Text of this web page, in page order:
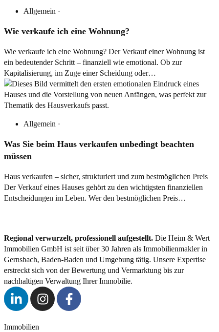
Allgemein ·
Wie verkaufe ich eine Wohnung?
Wie verkaufe ich eine Wohnung? Der Verkauf einer Wohnung ist
ein bedeutender Schritt – finanziell wie emotional. Ob zur
Kapitalisierung, im Zuge einer Scheidung oder…
Allgemein ·
Was Sie beim Haus verkaufen unbedingt beachten
müssen
Haus verkaufen – sicher, strukturiert und zum bestmöglichen Preis
Der Verkauf eines Hauses gehört zu den wichtigsten finanziellen
Entscheidungen im Leben. Wer den bestmöglichen Preis…
Regional verwurzelt, professionell aufgestellt. Die Heim & Wert
Immobilien GmbH ist seit über 30 Jahren als Immobilienmaklerin
Gernsbach, Baden-Baden und Umgebung tätig. Unsere Expertise
erstreckt sich von der Bewertung und Vermarktung bis zur
nachhaltigen Verwaltung Ihrer Immobilie.
Immobilien